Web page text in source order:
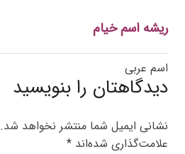
ریشه اسم خیام
اسم عربی
دیدگاهتان را بنویسید
نشانی ایمیل شما منتشر نخواهد شد.
علامت‌گذاری شده‌اند *